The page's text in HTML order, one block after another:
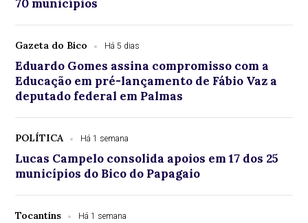
70 municípios
Gazeta do Bico Há 5 dias
Eduardo Gomes assina compromisso com a
Educação em pré-lançamento de Fábio Vaz a
deputado federal em Palmas
POLÍTICA Há 1 semana
Lucas Campelo consolida apoios em 17 dos 25
municípios do Bico do Papagaio
Tocantins Há 1 semana